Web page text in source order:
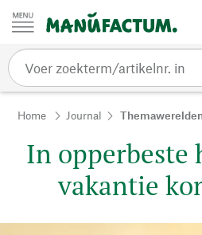
Passer au contenu
Home Journal
In opperbeste
vakantie